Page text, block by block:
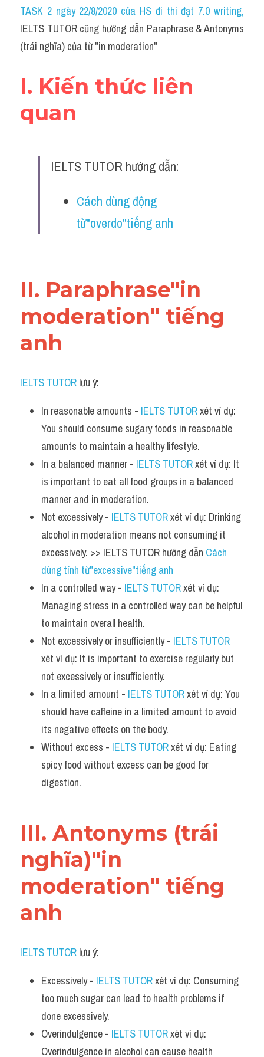
Idiom
Grammar
Word form
Cách dùng từ
Đề thi thật Task 2
TASK 2 ngày 22/8/2020 của HS đi thi đạt 7.0 writing,
IELTS TUTOR cũng hướng dẫn Paraphrase & Antonyms
(trái nghĩa) của từ "in moderation"
I. Kiến thức liên
quan
IELTS TUTOR hướng dẫn:
Cách dùng động
từ"overdo"tiếng anh
II. Paraphrase"in
moderation" tiếng
anh
IELTS TUTOR lưu ý:​
In reasonable amounts - IELTS TUTOR xét ví dụ:
You should consume sugary foods in reasonable
amounts to maintain a healthy lifestyle.
In a balanced manner - IELTS TUTOR xét ví dụ: It
is important to eat all food groups in a balanced
manner and in moderation.
Not excessively - IELTS TUTOR xét ví dụ: Drinking
alcohol in moderation means not consuming it
excessively. >> IELTS TUTOR hướng dẫn Cách
dùng tính từ"excessive"tiếng anh
In a controlled way - IELTS TUTOR xét ví dụ:
Managing stress in a controlled way can be helpful
to maintain overall health.
Not excessively or insufficiently - IELTS TUTOR
xét ví dụ: It is important to exercise regularly but
not excessively or insufficiently.
In a limited amount - IELTS TUTOR xét ví dụ: You
should have caffeine in a limited amount to avoid
its negative effects on the body.
Without excess - IELTS TUTOR xét ví dụ: Eating
spicy food without excess can be good for
digestion.
III. Antonyms (trái
nghĩa)"in
moderation" tiếng
anh
IELTS TUTOR lưu ý:​
Excessively - IELTS TUTOR xét ví dụ: Consuming
too much sugar can lead to health problems if
done excessively.
Overindulgence - IELTS TUTOR xét ví dụ:
Overindulgence in alcohol can cause health